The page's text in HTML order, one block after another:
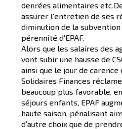
denrées alimentaires
assurer l'entretien de ses
diminution de la
pérennité d'EPAF.
Alors que les salaires des
vont subir une hausse de
ainsi que le jour de carence
Solidaires Finances
beaucoup plus favorable,
séjours enfants, EPAF
haute saison, pénalisant
d’autre choix que de